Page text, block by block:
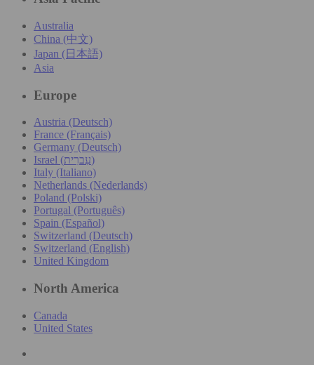
Australia
China (中文)
Japan (日本語)
Asia
Europe
Austria (Deutsch)
France (Français)
Germany (Deutsch)
Israel (עִברִית)
Italy (Italiano)
Netherlands (Nederlands)
Poland (Polski)
Portugal (Português)
Spain (Español)
Switzerland (Deutsch)
Switzerland (English)
United Kingdom
North America
Canada
United States